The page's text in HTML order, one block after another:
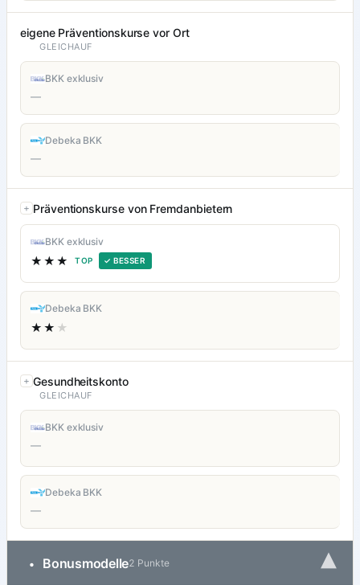
eigene Präventionskurse vor Ort
GLEICHAUF
BKK exklusiv
—
Debeka BKK
—
Präventionskurse von Fremdanbietern
BKK exklusiv
★★★ TOP ✓ BESSER
Debeka BKK
★★ ★
Gesundheitskonto
GLEICHAUF
BKK exklusiv
—
Debeka BKK
—
• Bonusmodelle2 Punkte ▾